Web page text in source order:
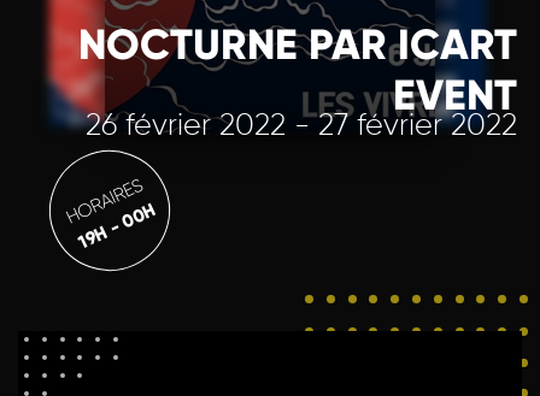
NOCTURNE PAR ICART
EVENT
26 février 2022 - 27 février 2022
HORAIRES
19H - 00H